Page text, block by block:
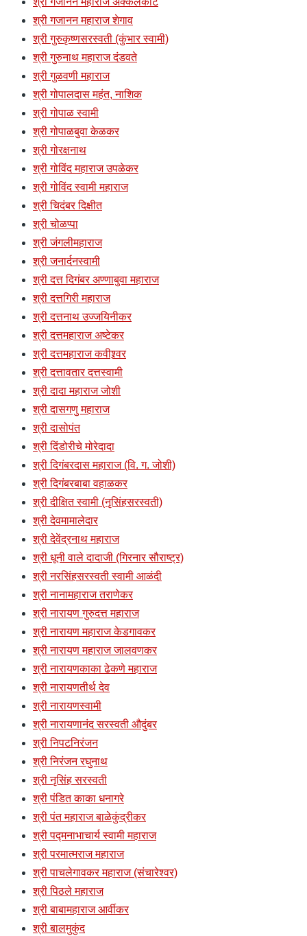
श्री गजानन महाराज शेगाव
श्री गुरुकृष्णसरस्वती (कुंभार स्वामी)
श्री गुरुनाथ महाराज दंडवते
श्री गुळवणी महाराज
श्री गोपालदास महंत, नाशिक
श्री गोपाळ स्वामी
श्री गोपाळबुवा केळकर
श्री गोरक्षनाथ
श्री गोविंद महाराज उपळेकर
श्री गोविंद स्वामी महाराज
श्री चिदंबर दिक्षीत
श्री चोळप्पा
श्री जंगलीमहाराज
श्री जनार्दनस्वामी
श्री दत्त दिगंबर अण्णाबुवा महाराज
श्री दत्तगिरी महाराज
श्री दत्तनाथ उज्जयिनीकर
श्री दत्तमहाराज अष्टेकर
श्री दत्तमहाराज कवीश्र्वर
श्री दत्तावतार दत्तस्वामी
श्री दादा महाराज जोशी
श्री दासगणु महाराज
श्री दासोपंत
श्री दिंडोरीचे मोरेदादा
श्री दिगंबरदास महाराज (वि. ग. जोशी)
श्री दिगंबरबाबा वहाळकर
श्री दीक्षित स्वामी (नृसिंहसरस्वती)
श्री देवमामालेदार
श्री देवेंद्रनाथ महाराज
श्री धूनी वाले दादाजी (गिरनार सौराष्ट्र)
श्री नरसिंहसरस्वती स्वामी आळंदी
श्री नानामहाराज तराणेकर
श्री नारायण गुरुदत्त महाराज
श्री नारायण महाराज केडगावकर
श्री नारायण महाराज जालवणकर
श्री नारायणकाका ढेकणे महाराज
श्री नारायणतीर्थ देव
श्री नारायणस्वामी
श्री नारायणानंद सरस्वती औदुंबर
श्री निपटनिरंजन
श्री निरंजन रघुनाथ
श्री नृसिंह सरस्वती
श्री पंडित काका धनागरे
श्री पंत महाराज बाळेकुंद्रीकर
श्री पद्मनाभाचार्य स्वामी महाराज
श्री परमात्मराज महाराज
श्री पाचलेगावकर महाराज (संचारेश्वर)
श्री पिठले महाराज
श्री बाबामहाराज आर्वीकर
श्री बालमुकुंद